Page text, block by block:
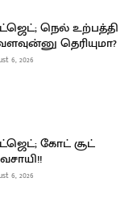
நெல் உற்பத்தி
தெரியுமா?
6, 2026
கோட் சூட்
6, 2026